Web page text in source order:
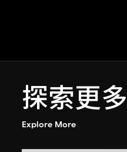
探索更多
Explore More